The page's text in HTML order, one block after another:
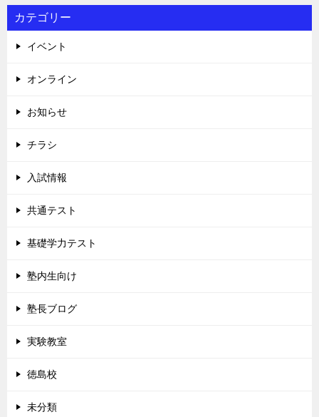
カテゴリー
イベント
オンライン
お知らせ
チラシ
入試情報
共通テスト
基礎学力テスト
塾内生向け
塾長ブログ
実験教室
徳島校
未分類